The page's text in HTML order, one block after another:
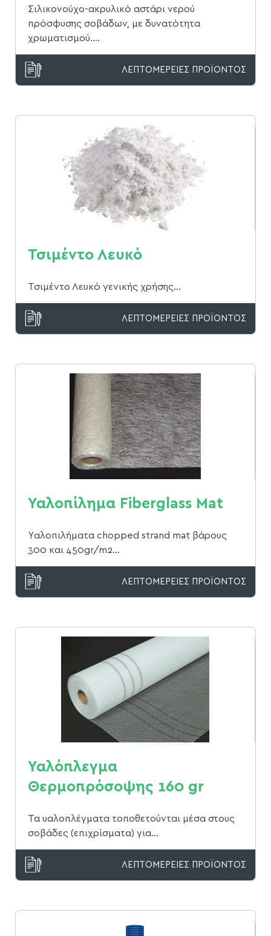
Σιλικονούχο-ακρυλικό αστάρι νερού
πρόσφυσης σοβάδων, με δυνατότητα
χρωματισμού....
ΛΕΠΤΟΜΕΡΕΙΕΣ ΠΡΟΪΟΝΤΟΣ
Τσιμέντο Λευκό
Τσιμέντο Λευκό γενικής χρήσης...
ΛΕΠΤΟΜΕΡΕΙΕΣ ΠΡΟΪΟΝΤΟΣ
Υαλοπίλημα Fiberglass Mat
Yαλοπιλήματα chopped strand mat βάρους
300 και 450gr/m2...
ΛΕΠΤΟΜΕΡΕΙΕΣ ΠΡΟΪΟΝΤΟΣ
Υαλόπλεγμα
Θερμοπρόσοψης 160 gr
Τα υαλοπλέγματα τοποθετούνται μέσα στους
σοβάδες (επιχρίσματα) για...
ΛΕΠΤΟΜΕΡΕΙΕΣ ΠΡΟΪΟΝΤΟΣ